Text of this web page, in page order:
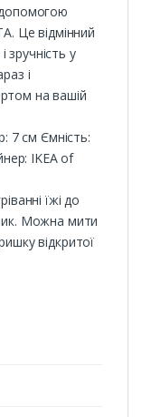
Це відмінний
зручність у
і
на вашій
7 см Ємність:
IKEA of
їжі до
Можна мити
відкритої